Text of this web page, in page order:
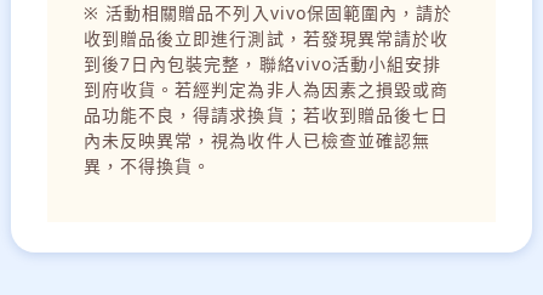
※ 活動相關贈品不列入vivo保固範圍內，請於
收到贈品後立即進行測試，若發現異常請於收
到後7日內包裝完整，聯絡vivo活動小組安排
到府收貨。若經判定為非人為因素之損毀或商
品功能不良，得請求換貨；若收到贈品後七日
內未反映異常，視為收件人已檢查並確認無
異，不得換貨。